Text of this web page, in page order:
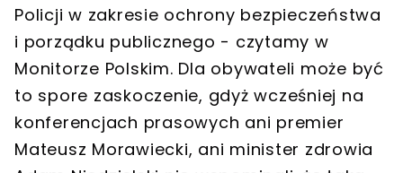
Policji w zakresie ochrony bezpieczeństwa
i porządku publicznego - czytamy w
Monitorze Polskim. Dla obywateli może być
to spore zaskoczenie, gdyż wcześniej na
konferencjach prasowych ani premier
Mateusz Morawiecki, ani minister zdrowia